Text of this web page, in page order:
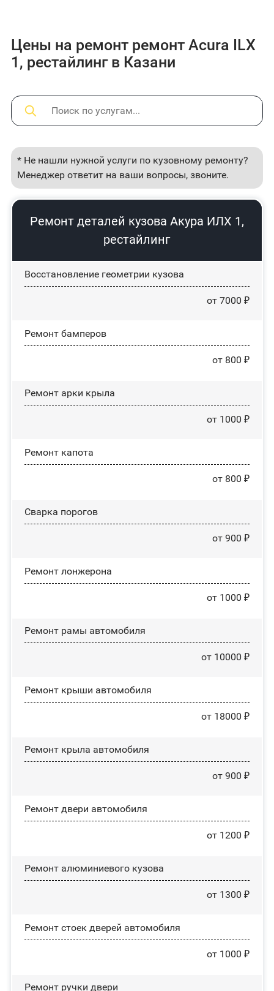
Цены на ремонт ремонт Acura ILX
1, рестайлинг в Казани
* Не нашли нужной услуги по кузовному ремонту?
Менеджер ответит на ваши вопросы, звоните.
Ремонт деталей кузова Акура ИЛХ 1,
рестайлинг
Восстановление геометрии кузова
от 7000 ₽
Ремонт бамперов
от 800 ₽
Ремонт арки крыла
от 1000 ₽
Ремонт капота
от 800 ₽
Сварка порогов
от 900 ₽
Ремонт лонжерона
от 1000 ₽
Ремонт рамы автомобиля
от 10000 ₽
Ремонт крыши автомобиля
от 18000 ₽
Ремонт крыла автомобиля
от 900 ₽
Ремонт двери автомобиля
от 1200 ₽
Ремонт алюминиевого кузова
от 1300 ₽
Ремонт стоек дверей автомобиля
от 1000 ₽
Ремонт ручки двери